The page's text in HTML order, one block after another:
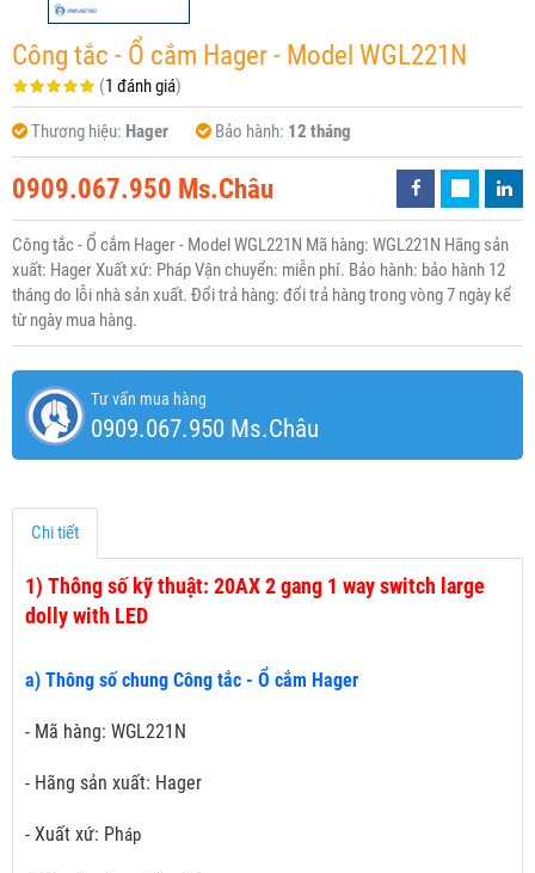
Công tắc - Ổ cắm Hager - Model WGL221N
(1 đánh giá)
Thương hiệu: Hager Bảo hành: 12 tháng
0909.067.950 Ms.Châu
Công tắc - Ổ cắm Hager - Model WGL221N Mã hàng: WGL221N Hãng sản
xuất: Hager Xuất xứ: Pháp Vận chuyển: miễn phí. Bảo hành: bảo hành 12
tháng do lỗi nhà sản xuất. Đổi trả hàng: đổi trả hàng trong vòng 7 ngày kể
từ ngày mua hàng.
Tư vấn mua hàng
0909.067.950 Ms.Châu
Chi tiết
1) Thông số kỹ thuật: 20AX 2 gang 1 way switch large
dolly with LED
a) Thông số chung Công tắc - Ổ cắm Hager
- Mã hàng: WGL221N
- Hãng sản xuất: Hager
- Xuất xứ: Pháp